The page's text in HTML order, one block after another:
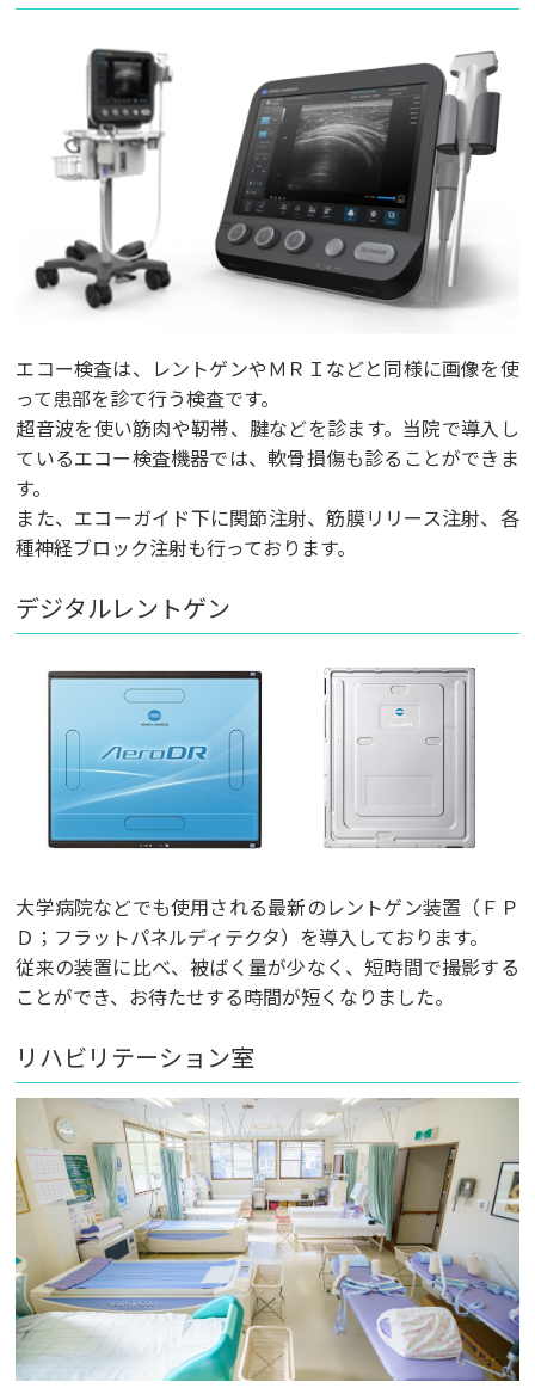
エコー検査は、レントゲンやＭＲＩなどと同様に画像を使
って患部を診て行う検査です。
超音波を使い筋肉や靭帯、腱などを診ます。当院で導入し
ているエコー検査機器では、軟骨損傷も診ることができま
す。
また、エコーガイド下に関節注射、筋膜リリース注射、各
種神経ブロック注射も行っております。
デジタルレントゲン
大学病院などでも使用される最新のレントゲン装置（ＦＰ
Ｄ；フラットパネルディテクタ）を導入しております。
従来の装置に比べ、被ばく量が少なく、短時間で撮影する
ことができ、お待たせする時間が短くなりました。
リハビリテーション室